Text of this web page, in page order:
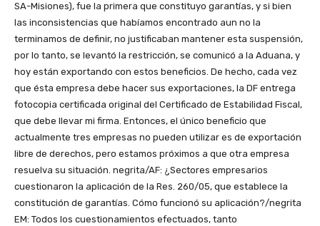
SA-Misiones), fue la primera que constituyo garantías, y si bien
las inconsistencias que habíamos encontrado aun no la
terminamos de definir, no justificaban mantener esta suspensión,
por lo tanto, se levantó la restricción, se comunicó a la Aduana, y
hoy están exportando con estos beneficios. De hecho, cada vez
que ésta empresa debe hacer sus exportaciones, la DF entrega
fotocopia certificada original del Certificado de Estabilidad Fiscal,
que debe llevar mi firma. Entonces, el único beneficio que
actualmente tres empresas no pueden utilizar es de exportación
libre de derechos, pero estamos próximos a que otra empresa
resuelva su situación. negrita/AF: ¿Sectores empresarios
cuestionaron la aplicación de la Res. 260/05, que establece la
constitución de garantías. Cómo funcionó su aplicación?/negrita
EM: Todos los cuestionamientos efectuados, tanto